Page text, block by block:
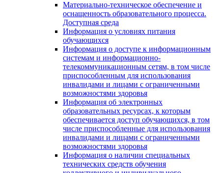
Материально-техническое обеспечение и
оснащенность образовательного процесса.
Доступная среда
Информация о условиях питания
обучающихся
Информация о доступе к информационным
системам и информационно-
телекоммуникационным сетям, в том числе
приспособленным для использования
инвалидами и лицами с ограниченными
возможностями здоровья
Информация об электронных
образовательных ресурсах, к которым
обеспечивается доступ обучающихся, в том
числе приспособленные для использования
инвалидами и лицами с ограниченными
возможностями здоровья
Информация о наличии специальных
технических средств обучения